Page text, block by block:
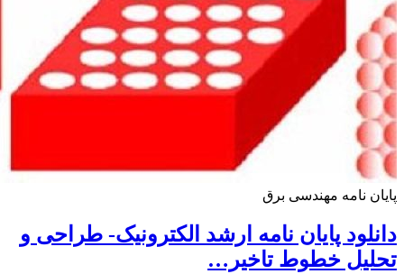
نامه مهندسی برق
پایان نامه ارشد الکترونیک- طراحی و
خطوط تاخیر…